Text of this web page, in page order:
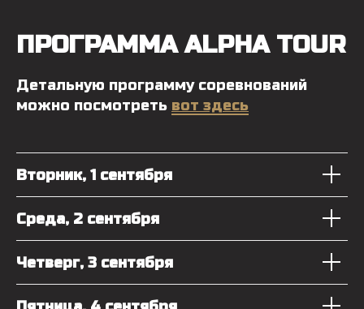
ПРОГРАММА ALPHA TOUR
Детальную программу соревнований
можно посмотреть вот здесь
Вторник, 1 сентября
Среда, 2 сентября
Четверг, 3 сентября